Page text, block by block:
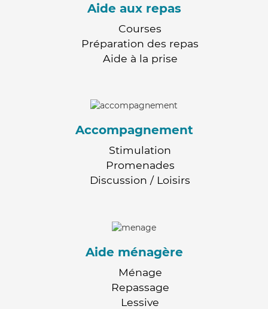
Aide aux repas
Courses
Préparation des repas
Aide à la prise
Accompagnement
Stimulation
Promenades
Discussion / Loisirs
Aide ménagère
Ménage
Repassage
Lessive